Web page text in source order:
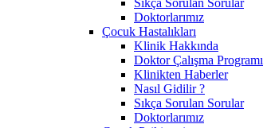
Doktorlarımız
Çocuk Hastalıkları
Klinik Hakkında
Doktor Çalışma Programı
Klinikten Haberler
Nasıl Gidilir ?
Sıkça Sorulan Sorular
Doktorlarımız